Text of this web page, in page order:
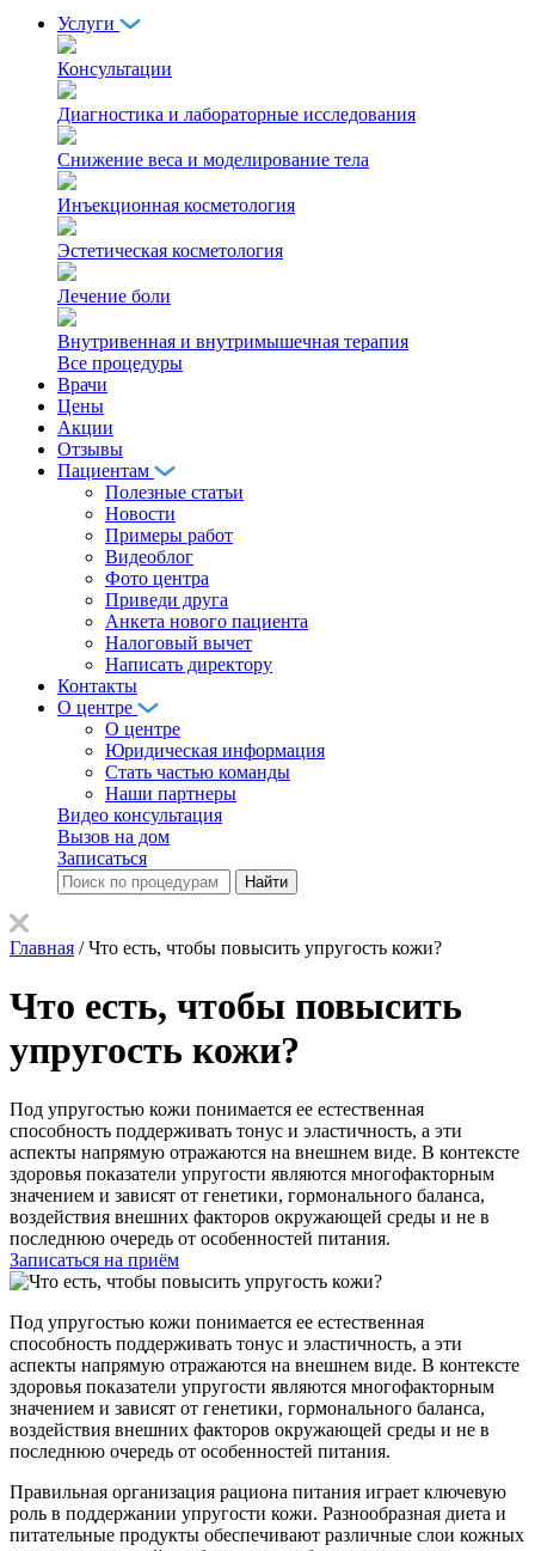
Услуги
Консультации
Диагностика и лабораторные исследования
Снижение веса и моделирование тела
Инъекционная косметология
Эстетическая косметология
Лечение боли
Внутривенная и внутримышечная терапия
Все процедуры
Врачи
Цены
Акции
Отзывы
Пациентам
Полезные статьи
Новости
Примеры работ
Видеоблог
Фото центра
Приведи друга
Анкета нового пациента
Налоговый вычет
Написать директору
Контакты
О центре
О центре
Юридическая информация
Стать частью команды
Наши партнеры
Видео консультация
Вызов на дом
Записаться
Главная / Что есть, чтобы повысить упругость кожи?
Что есть, чтобы повысить
упругость кожи?
Под упругостью кожи понимается ее естественная
способность поддерживать тонус и эластичность, а эти
аспекты напрямую отражаются на внешнем виде. В контексте
здоровья показатели упругости являются многофакторным
значением и зависят от генетики, гормонального баланса,
воздействия внешних факторов окружающей среды и не в
последнюю очередь от особенностей питания.
Записаться на приём
Под упругостью кожи понимается ее естественная
способность поддерживать тонус и эластичность, а эти
аспекты напрямую отражаются на внешнем виде. В контексте
здоровья показатели упругости являются многофакторным
значением и зависят от генетики, гормонального баланса,
воздействия внешних факторов окружающей среды и не в
последнюю очередь от особенностей питания.
Правильная организация рациона питания играет ключевую
роль в поддержании упругости кожи. Разнообразная диета и
питательные продукты обеспечивают различные слои кожных